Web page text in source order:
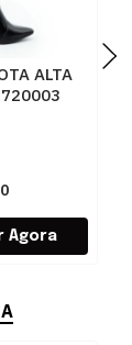
ALTA